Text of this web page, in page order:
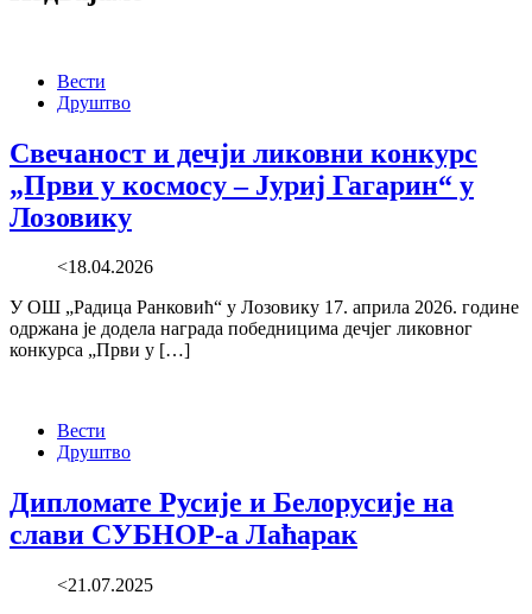
Вести
Друштво
Свечаност и дечји ликовни конкурс
„Први у космосу – Јуриј Гагарин“ у
Лозовику
<18.04.2026
У ОШ „Радица Ранковић“ у Лозовику 17. априла 2026. године
одржана је додела награда победницима дечјег ликовног
конкурса „Први у […]
Вести
Друштво
Дипломате Русије и Белорусије на
слави СУБНОР-а Лаћарак
<21.07.2025